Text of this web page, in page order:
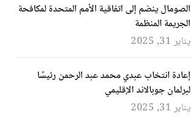
الصومال ينضم إلى اتفاقية الأمم المتحدة لمكافحة
الجريمة المنظمة
يناير 31, 2025
إعادة انتخاب عبدي محمد عبد الرحمن رئيسًا
لبرلمان جوبالاند الإقليمي
يناير 31, 2025